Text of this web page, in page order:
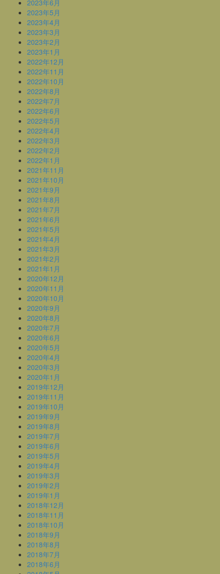
2023年6月
2023年5月
2023年4月
2023年3月
2023年2月
2023年1月
2022年12月
2022年11月
2022年10月
2022年8月
2022年7月
2022年6月
2022年5月
2022年4月
2022年3月
2022年2月
2022年1月
2021年11月
2021年10月
2021年9月
2021年8月
2021年7月
2021年6月
2021年5月
2021年4月
2021年3月
2021年2月
2021年1月
2020年12月
2020年11月
2020年10月
2020年9月
2020年8月
2020年7月
2020年6月
2020年5月
2020年4月
2020年3月
2020年1月
2019年12月
2019年11月
2019年10月
2019年9月
2019年8月
2019年7月
2019年6月
2019年5月
2019年4月
2019年3月
2019年2月
2019年1月
2018年12月
2018年11月
2018年10月
2018年9月
2018年8月
2018年7月
2018年6月